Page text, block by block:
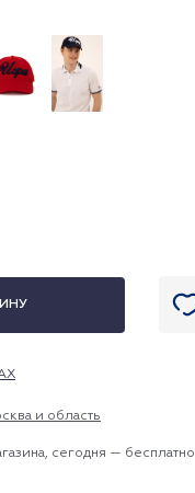
и область
сегодня — бесплатно